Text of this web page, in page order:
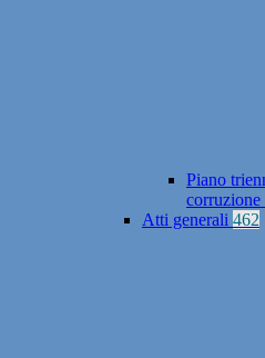
Piano
corruzione
Atti generali 462